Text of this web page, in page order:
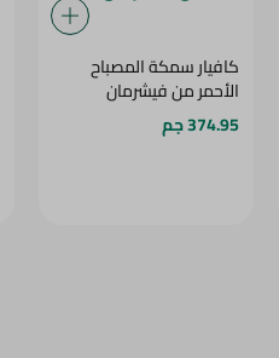
كافيار سمكة المصباح
الأحمر من فيشرمان
374.95 جم